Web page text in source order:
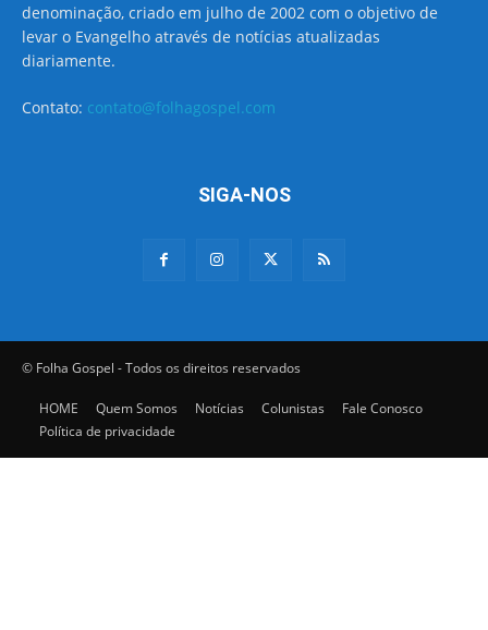
denominação, criado em julho de 2002 com o objetivo de
levar o Evangelho através de notícias atualizadas
diariamente.
Contato: contato@folhagospel.com
SIGA-NOS
© Folha Gospel - Todos os direitos reservados
HOME Quem Somos Notícias Colunistas
Fale Conosco
Política de privacidade